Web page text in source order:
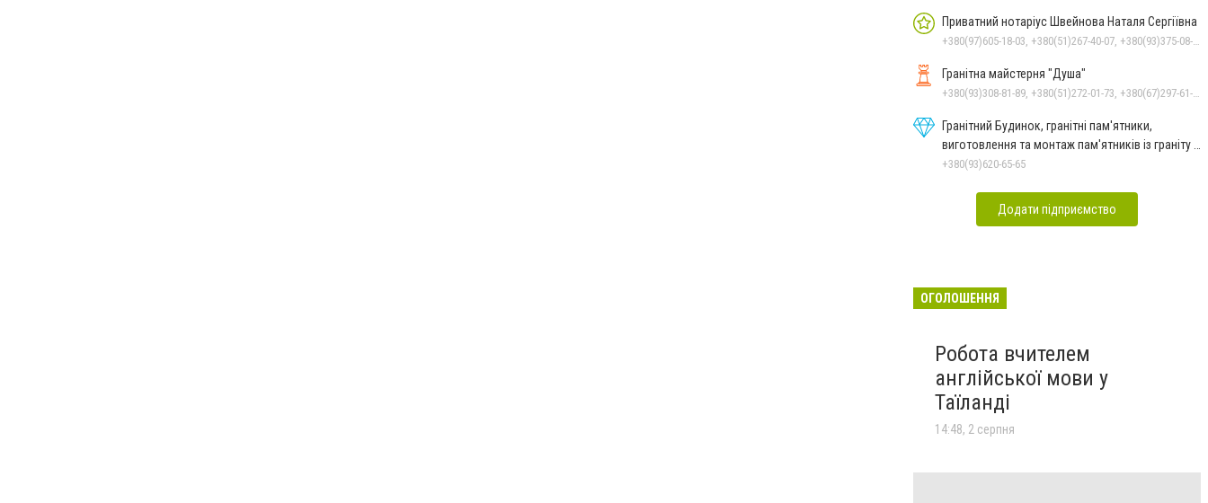
Приватний нотаріус Швейнова Наталя Сергіївна
Гранітна майстерня "Душа"
Гранітний Будинок, гранітні пам'ятники,
виготовлення та монтаж пам'ятників із граніту в
Миколаєві
+380(93)620-65-65
Додати підприємство
ОГОЛОШЕННЯ
Робота вчителем
англійської мови у
Таїланді
14:48, 2 серпня